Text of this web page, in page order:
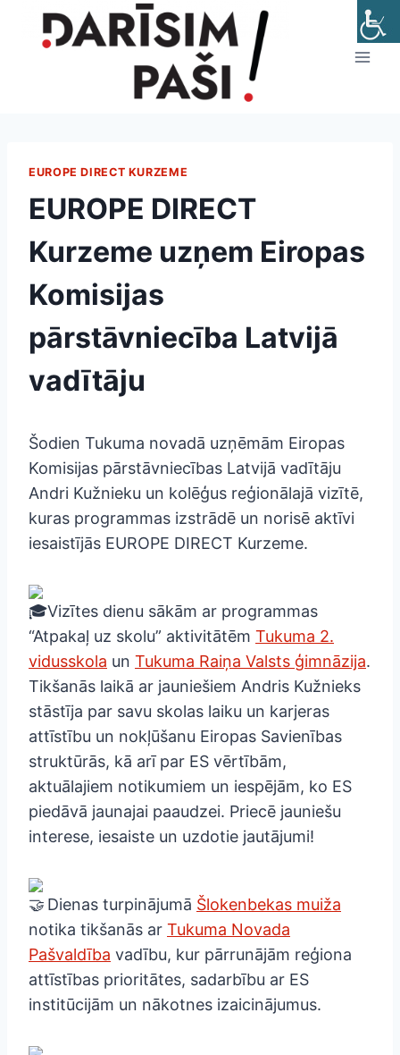
EUROPE DIRECT KURZEME
EUROPE DIRECT
Kurzeme uzņem Eiropas
Komisijas
pārstāvniecība Latvijā
vadītāju
Šodien Tukuma novadā uzņēmām Eiropas
Komisijas pārstāvniecības Latvijā vadītāju
Andri Kužnieku un kolēģus reģionālajā vizītē,
kuras programmas izstrādē un norisē aktīvi
iesaistījās EUROPE DIRECT Kurzeme.
Vizītes dienu sākām ar programmas
“Atpakaļ uz skolu” aktivitātēm Tukuma 2.
vidusskola un Tukuma Raiņa Valsts ģimnāzija.
Tikšanās laikā ar jauniešiem Andris Kužnieks
stāstīja par savu skolas laiku un karjeras
attīstību un nokļūšanu Eiropas Savienības
struktūrās, kā arī par ES vērtībām,
aktuālajiem notikumiem un iespējām, ko ES
piedāvā jaunajai paaudzei. Priecē jauniešu
interese, iesaiste un uzdotie jautājumi!
Dienas turpinājumā Šlokenbekas muiža
notika tikšanās ar Tukuma Novada
Pašvaldība vadību, kur pārrunājām reģiona
attīstības prioritātes, sadarbību ar ES
institūcijām un nākotnes izaicinājumus.